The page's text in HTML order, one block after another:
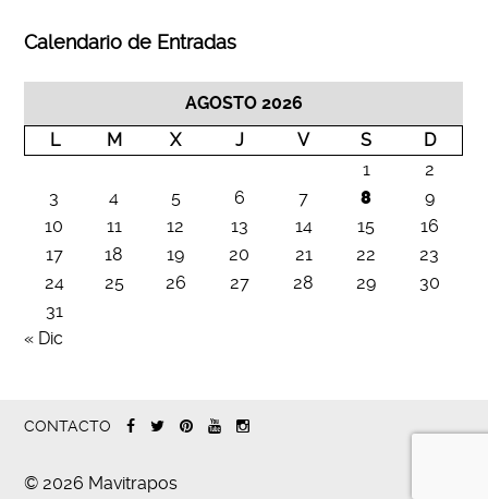
Calendario de Entradas
AGOSTO 2026
L
M X J V S
D
1
2
3
4 5 6 7 8
9
10
11 12 13 14 15
16
17
18 19 20 21 22
23
24
25 26 27 28 29
30
31
« Dic
CONTACTO
© 2026 Mavitrapos